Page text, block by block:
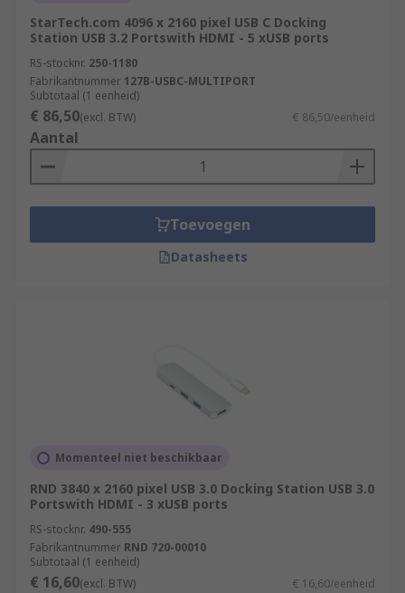
StarTech.com 4096 x 2160 pixel USB C Docking
Station USB 3.2 Portswith HDMI - 5 xUSB ports
RS-stocknr. 250-1180
Fabrikantnummer 127B-USBC-MULTIPORT
Subtotaal (1 eenheid)
€ 86,50(excl. BTW) € 86,50/eenheid
Aantal
Toevoegen
Datasheets
Momenteel niet beschikbaar
RND 3840 x 2160 pixel USB 3.0 Docking Station USB 3.0
Portswith HDMI - 3 xUSB ports
RS-stocknr. 490-555
Fabrikantnummer RND 720-00010
Subtotaal (1 eenheid)
€ 16,60(excl. BTW) € 16,60/eenheid